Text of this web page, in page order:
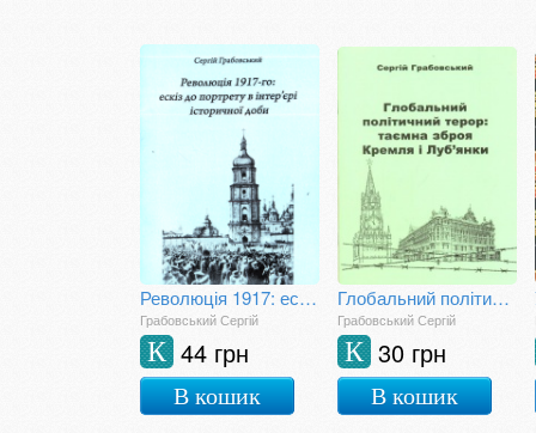
Революція 1917: ескіз до портрету в інтер'єрі історичної доби
Грабовський Сергій
44 грн
К
В кошик
Глобальний політичний терор: таємна зброя Кремля і Луб'янки
Грабовський Сергій
30 грн
К
В кошик